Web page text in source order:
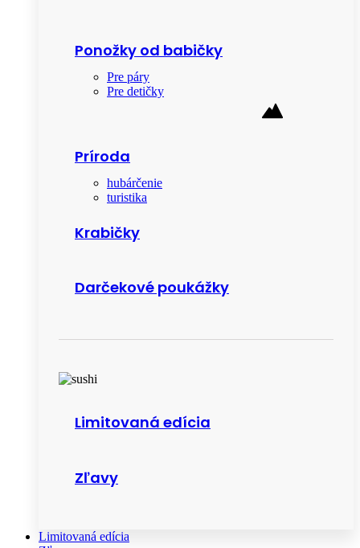
Ponožky od babičky
Pre páry
Pre detičky
Príroda
hubárčenie
turistika
Krabičky
Darčekové poukážky
Limitovaná edícia
Zľavy
Limitovaná edícia